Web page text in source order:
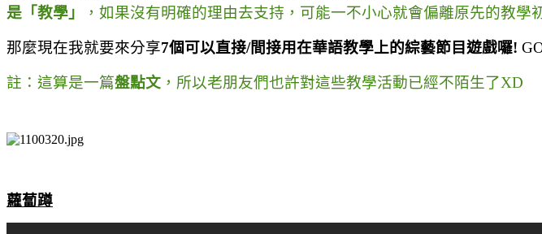
是「教學」
，如果沒有明確的理由去支持，可能一不小心就會偏離原先的教學
那麼現在我就要來分享7個可以直接/間接用在華語教學上的綜藝節目遊戲囉!
註：這算是一篇盤點文 ，所以老朋友們也許對這些教學活動已經不陌生了XD
蘿蔔蹲